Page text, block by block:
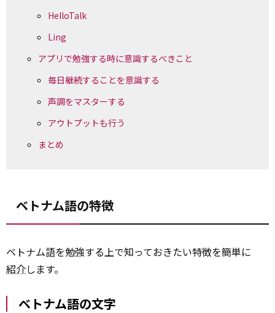
HelloTalk
Ling
アプリで勉強する時に意識するべきこと
毎日継続することを意識する
声調をマスターする
アウトプットも行う
まとめ
ベトナム語の特徴
ベトナム語を勉強する上で知っておきたい特徴を簡単に
紹介します。
ベトナム語の文字